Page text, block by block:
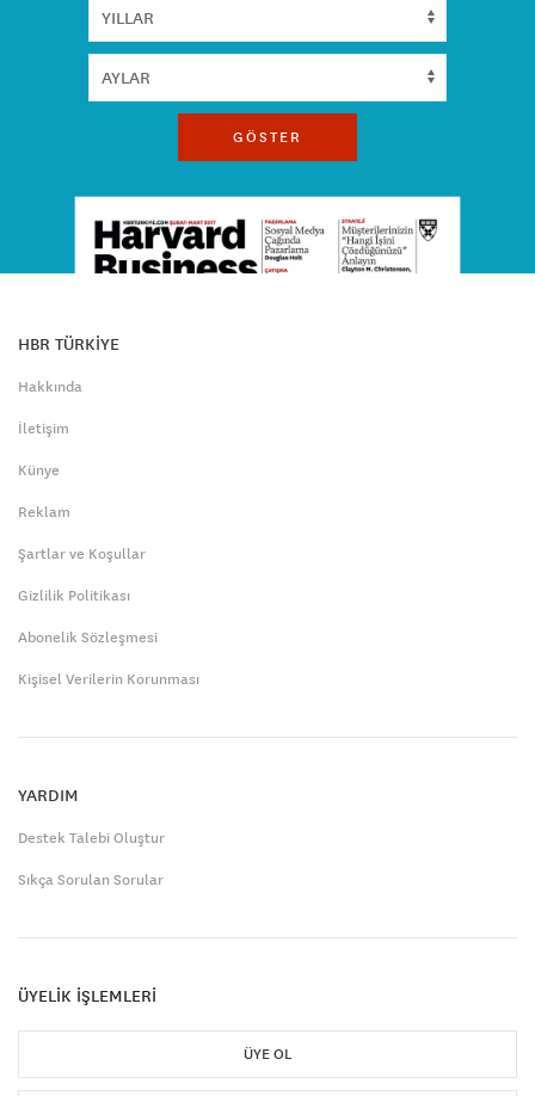
GÖSTER
HBR TÜRKİYE
Hakkında
İletişim
Künye
Reklam
Şartlar ve Koşullar
Gizlilik Politikası
Abonelik Sözleşmesi
Kişisel Verilerin Korunması
YARDIM
Destek Talebi Oluştur
Sıkça Sorulan Sorular
ÜYELİK İŞLEMLERİ
ÜYE OL